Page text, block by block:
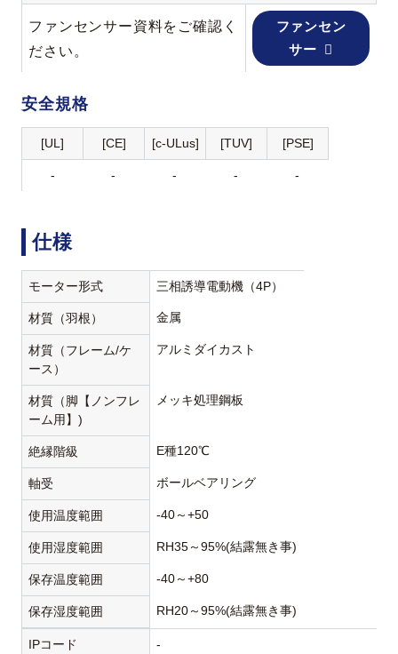
ファンセンサー資料をご確認く
ださい。
ファンセン
サー
安全規格
[UL] [CE] [c-ULus] [TUV] [PSE]
- - - - -
仕様
モーター形式 三相誘導電動機（4P）
材質（羽根） 金属
材質（フレーム/ケ
ース）
アルミダイカスト
材質（脚【ノンフレ
ーム用】)
メッキ処理鋼板
絶縁階級 E種120℃
軸受 ボールベアリング
使用温度範囲 -40～+50
使用湿度範囲 RH35～95%(結露無き事)
保存温度範囲 -40～+80
保存湿度範囲 RH20～95%(結露無き事)
IPコード -